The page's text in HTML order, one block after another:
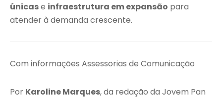
únicase infraestrutura em expansão para
atender à demanda crescente.
Com informações Assessorias de Comunicação
Por Karoline Marques, da redação da Jovem Pan